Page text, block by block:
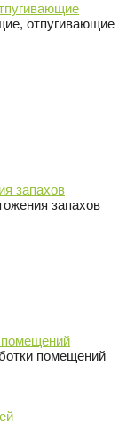
отпугивающие
запахов
запахов
помещений